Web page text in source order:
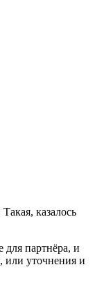
казалось
для партнёра, и
или уточнения и